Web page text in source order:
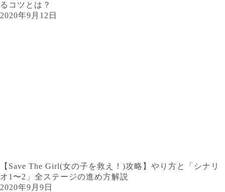
るコツとは？
2020年9月12日
【Save The Girl(女の子を救え！)攻略】やり方と「シナリ
オ1〜2」全ステージの進め方解説
2020年9月9日